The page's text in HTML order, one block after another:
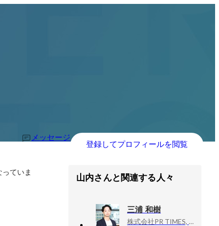
メッセージ
登録してプロフィールを閲覧
ていま 山内さんと関連する人々
三浦 和樹
株式会社PR TIMES, PRパートナーサービス